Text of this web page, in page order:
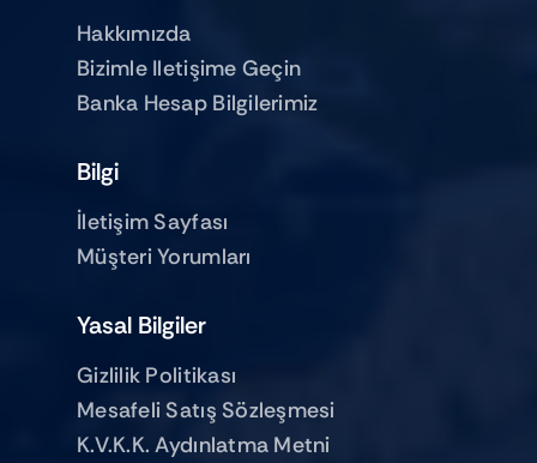
Hakkımızda
Bizimle Iletişime Geçin
Banka Hesap Bilgilerimiz
Bilgi
İletişim Sayfası
Müşteri Yorumları
Yasal Bilgiler
Gizlilik Politikası
Mesafeli Satış Sözleşmesi
K.V.K.K. Aydınlatma Metni